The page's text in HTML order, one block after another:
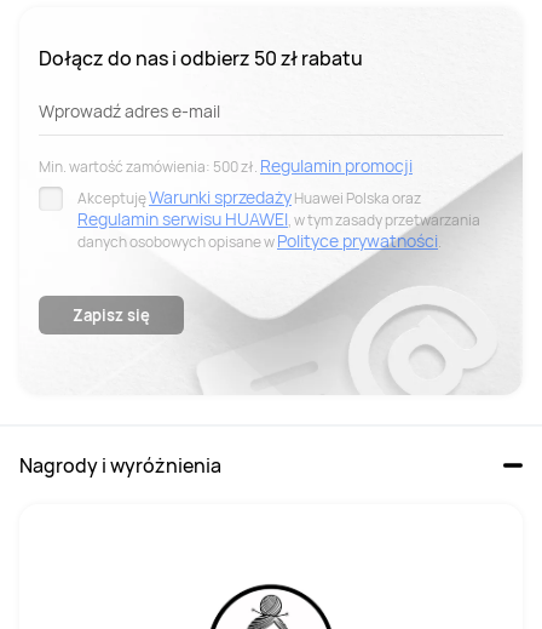
Dołącz do nas i odbierz 50 zł rabatu
Wprowadź adres e-mail
Min. wartość zamówienia: 500 zł. Regulamin promocji
AkceptujęWarunki sprzedażyHuawei Polska oraz
Regulamin serwisu HUAWEI, w tym zasady przetwarzania
danych osobowych opisane wPolityce prywatności.
Wyrażam zgodę na otrzymywanie drogą elektroniczną na
wskazany przeze mnie adres e-mail spersonalizowanych
informacji handlowych, w tym informacji o produktach,
wydarzeniach, promocjach i zniżkach od Huawei Polska.
Przysługuje mi prawo cofnięcia niniejszej zgody w każdym
czasie. Aby to zrobić, należy wejść w ostatni newsletter i kliknąć
„Anuluj subskrypcję” na samym dole.
Zapisz się
Nagrody i wyróżnienia